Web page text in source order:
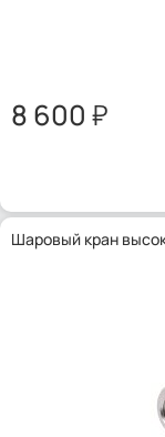
8 600
Шаровый кран